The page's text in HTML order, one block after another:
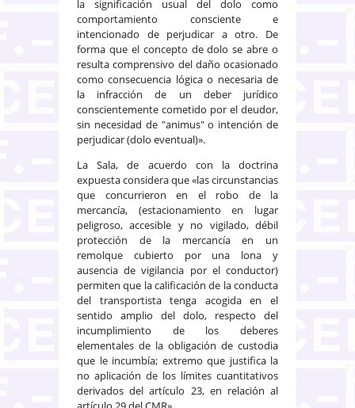
la significación usual del dolo como
comportamiento consciente e
intencionado de perjudicar a otro. De
forma que el concepto de dolo se abre o
resulta comprensivo del daño ocasionado
como consecuencia lógica o necesaria de
la infracción de un deber jurídico
conscientemente cometido por el deudor,
sin necesidad de "animus" o intención de
perjudicar (dolo eventual)».
La Sala, de acuerdo con la doctrina
expuesta considera que «las circunstancias
que concurrieron en el robo de la
mercancía, (estacionamiento en lugar
peligroso, accesible y no vigilado, débil
protección de la mercancía en un
remolque cubierto por una lona y
ausencia de vigilancia por el conductor)
permiten que la calificación de la conducta
del transportista tenga acogida en el
sentido amplio del dolo, respecto del
incumplimiento de los deberes
elementales de la obligación de custodia
que le incumbía; extremo que justifica la
no aplicación de los límites cuantitativos
derivados del artículo 23, en relación al